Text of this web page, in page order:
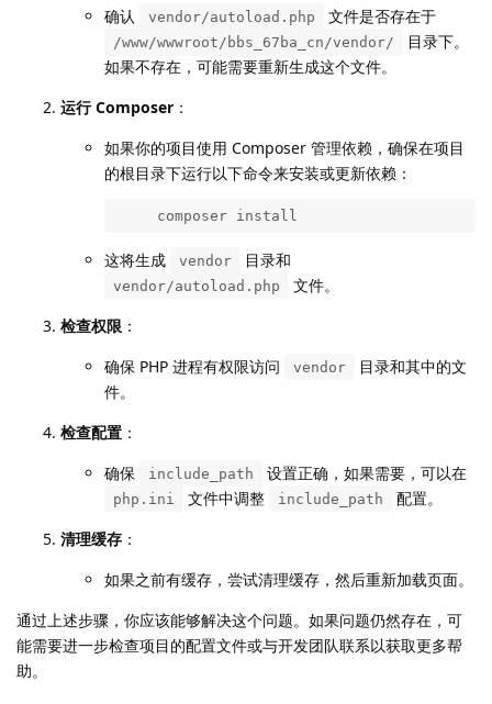
确认
vendor/autoload.php 文件是否存在于
/www/wwwroot/bbs_67ba_cn/vendor/
目录下。
如果不存在，可能需要重新生成这个文件。
运行 Composer ：
如果你的项目使用 Composer 管理依赖，确保在项目
的根目录下运行以下命令来安装或更新依赖：
     composer install
这将生成 vendor 目录和
vendor/autoload.php
文件。
检查权限 ：
确保 PHP 进程有权限访问
vendor
目录和其中的文
件。
检查配置 ：
确保
include_path 设置正确，如果需要，可以在
php.ini 文件中调整 include_path
配置。
清理缓存 ：
如果之前有缓存，尝试清理缓存，然后重新加载页面。
通过上述步骤，你应该能够解决这个问题。如果问题仍然存在，可
能需要进一步检查项目的配置文件或与开发团队联系以获取更多帮
助。